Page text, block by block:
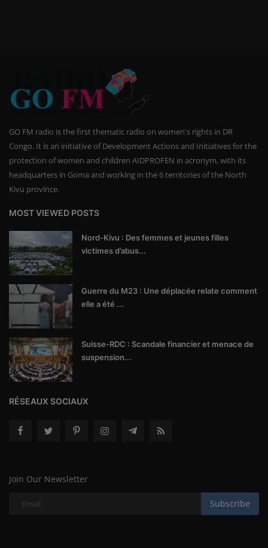
GO FM radio is the first thematic radio on women's rights in DR
Congo. It is an initiative of Development Actions and Initiatives for the
protection of women and children AIDPROFEN in acronym, with its
headquarters in Goma and working in the 6 territories of the North
Kivu province.
MOST VIEWED POSTS
Nord-Kivu : Des femmes et jeunes filles
victimes d’abus...
Guerre du M23 : Une déplacée relate comment
elle a été ...
Suisse-RDC : Scandale financier et menace de
suspension...
RÉSEAUX SOCIAUX
Join Our Newsletter
Subscribe